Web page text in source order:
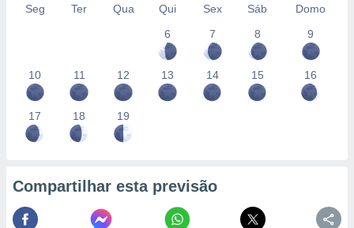
Seg Ter Qua Qui Sex Sáb
Domo
6
7 8 9
10 11 12 13 14 15 16
17 18 19
Compartilhar esta previsão